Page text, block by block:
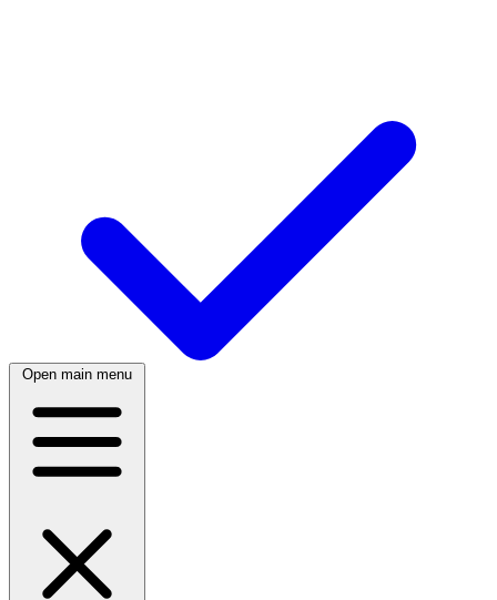
日本語
日本語
한국어
Open main menu